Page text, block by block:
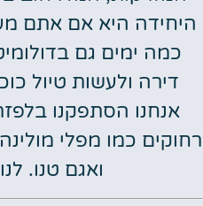
היחידה היא אם אתם
כמה ימים גם
דירה ולעשות טיול
אנחנו הסתפקנו
רחוקים כמו מפלי
ואגם טנו.